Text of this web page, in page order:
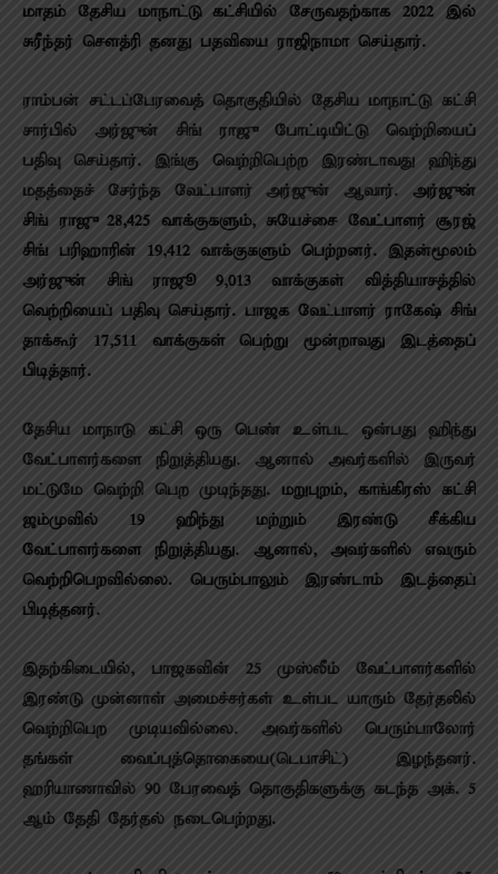
மாதம் தேசிய மாநாட்டு கட்சியில் சேருவதற்காக 2022 இல்
சுரீந்தர் சௌத்ரி தனது பதவியை ராஜிநாமா செய்தார்.
ராம்பன் சட்டப்பேரவைத் தொகுதியில் தேசிய மாநாட்டு கட்சி
சார்பில் அர்ஜுன் சிங் ராஜு போட்டியிட்டு வெற்றியைப்
பதிவு செய்தார். இங்கு வெற்றிபெற்ற இரண்டாவது ஹிந்து
மதத்தைச் சேர்ந்த வேட்பாளர் அர்ஜுன் ஆவார். அர்ஜுன்
சிங் ராஜு 28,425 வாக்குகளும், சுயேச்சை வேட்பாளர் சூரஜ்
சிங் பரிஹாரின் 19,412 வாக்குகளும் பெற்றனர். இதன்மூலம்
அர்ஜுன் சிங் ராஜூ 9,013 வாக்குகள் வித்தியாசத்தில்
வெற்றியைப் பதிவு செய்தார். பாஜக வேட்பாளர் ராகேஷ் சிங்
தாக்கூர் 17,511 வாக்குகள் பெற்று மூன்றாவது இடத்தைப்
பிடித்தார்.
தேசிய மாநாடு கட்சி ஒரு பெண் உள்பட ஒன்பது ஹிந்து
வேட்பாளர்களை நிறுத்தியது. ஆனால் அவர்களில் இருவர்
மட்டுமே வெற்றி பெற முடிந்தது. மறுபுறம், காங்கிரஸ் கட்சி
ஜம்முவில் 19 ஹிந்து மற்றும் இரண்டு சீக்கிய
வேட்பாளர்களை நிறுத்தியது. ஆனால், அவர்களில் எவரும்
வெற்றிபெறவில்லை. பெரும்பாலும் இரண்டாம் இடத்தைப்
பிடித்தனர்.
இதற்கிடையில், பாஜகவின் 25 முஸ்லீம் வேட்பாளர்களில்
இரண்டு முன்னாள் அமைச்சர்கள் உள்பட யாரும் தேர்தலில்
வெற்றிபெற முடியவில்லை. அவர்களில் பெரும்பாலோர்
தங்கள் வைப்புத்தொகையை(டெபாசிட்) இழந்தனர்.
ஹரியாணாவில் 90 பேரவைத் தொகுதிகளுக்கு கடந்த அக். 5
ஆம் தேதி தேர்தல் நடைபெற்றது.